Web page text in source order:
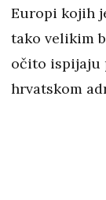
Europi kojih
tako velikim
očito ispijaju
hrvatskom